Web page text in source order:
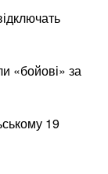
«бойові» за
19